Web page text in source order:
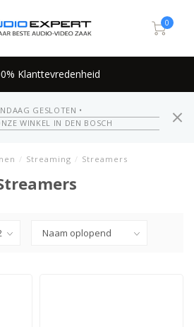
0
Klanttevredenheid
GESLOTEN •
WINKEL IN DEN BOSCH
/ Streaming / Streamers